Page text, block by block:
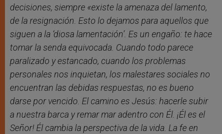
decisiones, siempre «existe la amenaza del lamento,
de la resignación. Esto lo dejamos para aquellos que
siguen a la ‘diosa lamentación’. Es un engaño: te hace
tomar la senda equivocada. Cuando todo parece
paralizado y estancado, cuando los problemas
personales nos inquietan, los malestares sociales no
encuentran las debidas respuestas, no es bueno
darse por vencido. El camino es Jesús: hacerle subir
a nuestra barca y remar mar adentro con Él. ¡Él es el
Señor! Él cambia la perspectiva de la vida. La fe en